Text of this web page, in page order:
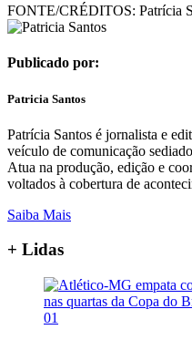
FONTE/CRÉDITOS: Patrícia
Publicado por:
Patricia Santos
Patrícia Santos é jornalista e
veículo de comunicação
Atua na produção, edição e
voltados à cobertura de
Saiba Mais
+ Lidas
01